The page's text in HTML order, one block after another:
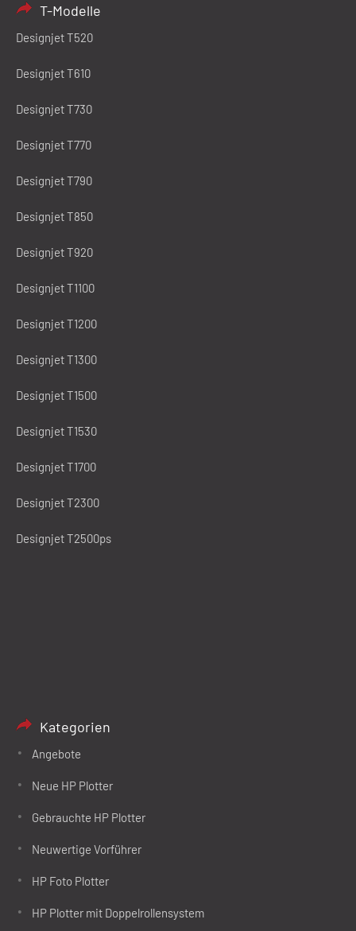
T-Modelle
Designjet T520
Designjet T610
Designjet T730
Designjet T770
Designjet T790
Designjet T850
Designjet T920
Designjet T1100
Designjet T1200
Designjet T1300
Designjet T1500
Designjet T1530
Designjet T1700
Designjet T2300
Designjet T2500ps
Kategorien
Angebote
Neue HP Plotter
Gebrauchte HP Plotter
Neuwertige Vorführer
HP Foto Plotter
HP Plotter mit Doppelrollensystem